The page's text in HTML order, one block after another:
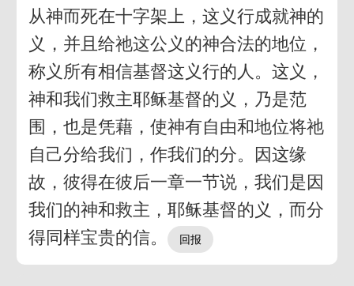
从神而死在十字架上，这义行成就神的
义，并且给祂这公义的神合法的地位，
称义所有相信基督这义行的人。这义，
神和我们救主耶稣基督的义，乃是范
围，也是凭藉，使神有自由和地位将祂
自己分给我们，作我们的分。因这缘
故，彼得在彼后一章一节说，我们是因
我们的神和救主，耶稣基督的义，而分
得同样宝贵的信。